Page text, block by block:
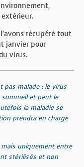
récupéré tout
janvier pour
virus.
pas malade : le virus
et peut le
la maladie se
prendra en charge
uniquement entre
stérilisés et non